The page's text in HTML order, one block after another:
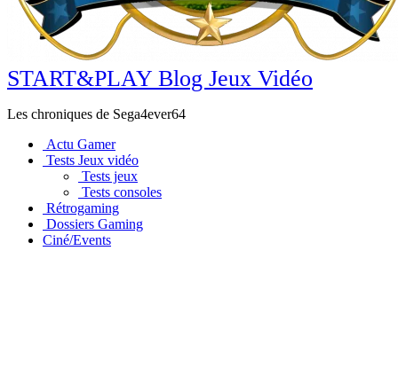
START&PLAY Blog Jeux Vidéo
Les chroniques de Sega4ever64
Actu Gamer
Tests Jeux vidéo
Tests jeux
Tests consoles
Rétrogaming
Dossiers Gaming
Ciné/Events